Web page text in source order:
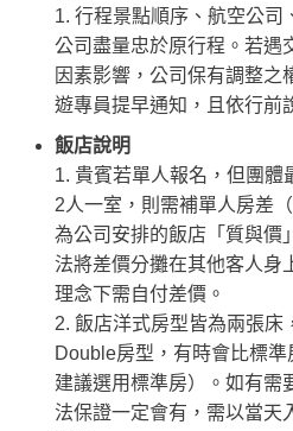
1. 行程景點順序、航空公司
公司盡量忠於原行程。若遇
因素影響，公司保有調整之
遊專員提早通知，且依行前
飯店說明
1. 貴賓若單人報名，但團體
2人一室，則需補單人房差
為公司安排的飯店「質與價
法將差價分攤在其他客人身
理念下需自付差價。
2. 飯店洋式房型皆為兩張床
Double房型，有時會比標準
建議選用標準房）。如有需
法保證一定會有，需以當天